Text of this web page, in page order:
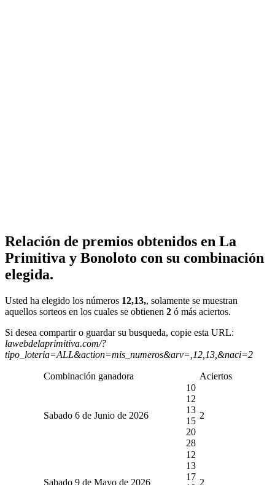
Relación de premios obtenidos en La
Primitiva y Bonoloto con su combinación
elegida.
Usted ha elegido los números 12,13,, solamente se muestran
aquellos sorteos en los cuales se obtienen 2 ó más aciertos.
Si desea compartir o guardar su busqueda, copie esta URL:
lawebdelaprimitiva.com/?
tipo_loteria=ALL&action=mis_numeros&arv=,12,13,&naci=2
Combinación ganadora Aciertos
Sabado 6 de Junio de 2026
10
12
13
15
20
28
2
Sabado 9 de Mayo de 2026
12
13
17
2